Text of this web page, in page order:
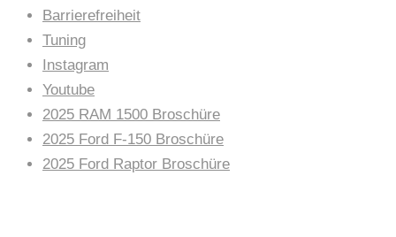
Barrierefreiheit
Tuning
Instagram
Youtube
2025 RAM 1500 Broschüre
2025 Ford F-150 Broschüre
2025 Ford Raptor Broschüre